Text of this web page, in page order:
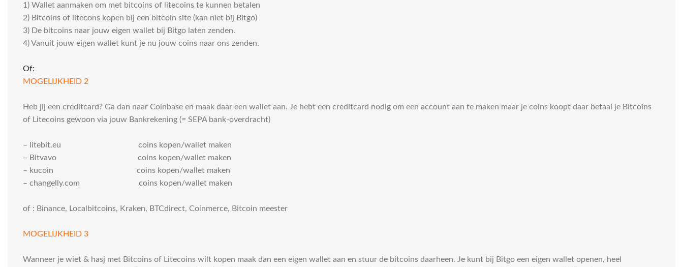
1) Wallet aanmaken om met bitcoins of litecoins te kunnen betalen
2) Bitcoins of litecons kopen bij een bitcoin site (kan niet bij Bitgo)
3) De bitcoins naar jouw eigen wallet bij Bitgo laten zenden.
4) Vanuit jouw eigen wallet kunt je nu jouw coins naar ons zenden.
Of:
MOGELIJKHEID 2
Heb jij een creditcard? Ga dan naar Coinbase en maak daar een wallet aan. Je hebt een creditcard nodig om een account aan te maken maar je coins koopt daar betaal je Bitcoins
of Litecoins gewoon via jouw Bankrekening (= SEPA bank-overdracht)
– litebit.eu coins kopen/wallet maken
– Bitvavo coins kopen/wallet maken
– kucoin coins kopen/wallet maken
– changelly.com coins kopen/wallet maken
of : Binance, Localbitcoins, Kraken, BTCdirect, Coinmerce, Bitcoin meester
MOGELIJKHEID 3
Wanneer je wiet & hasj met Bitcoins of Litecoins wilt kopen maak dan een eigen wallet aan en stuur de bitcoins daarheen. Je kunt bij Bitgo een eigen wallet openen, heel